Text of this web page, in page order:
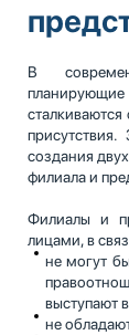
В
присутствия.
создания
филиала и
Филиалы и
лицами, в
не могут
выступают
не